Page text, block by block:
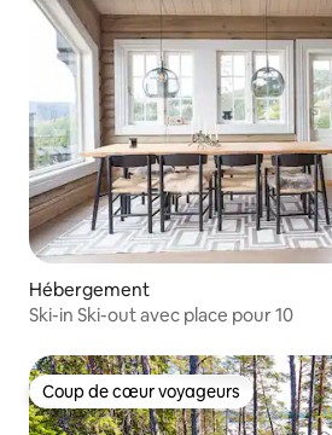
Hébergement
Ski-in Ski-out avec place pour 10
Coup de cœur voyageurs
Coup de cœur voyageurs